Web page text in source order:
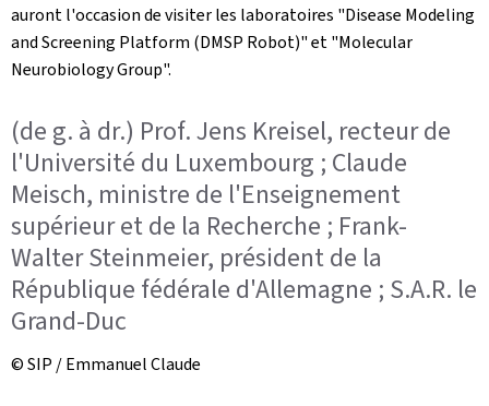
auront l'occasion de visiter les laboratoires "Disease Modeling
and Screening Platform (DMSP Robot)" et "Molecular
Neurobiology Group".
(de g. à dr.) Prof. Jens Kreisel, recteur de
l'Université du Luxembourg ; Claude
Meisch, ministre de l'Enseignement
supérieur et de la Recherche ; Frank-
Walter Steinmeier, président de la
République fédérale d'Allemagne ; S.A.R. le
Grand-Duc
© SIP / Emmanuel Claude